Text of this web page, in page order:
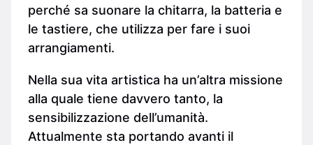
perché sa suonare la chitarra, la batteria e
le tastiere, che utilizza per fare i suoi
arrangiamenti.
Nella sua vita artistica ha un’altra missione
alla quale tiene davvero tanto, la
sensibilizzazione dell’umanità.
Attualmente sta portando avanti il